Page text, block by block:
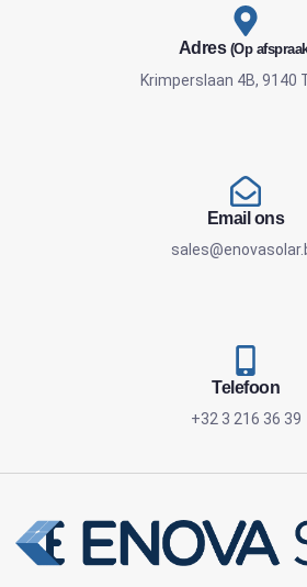
Adres (Op
Krimperslaan 4B, 9140
Email ons
Telefoon
+32 3 216 36 39